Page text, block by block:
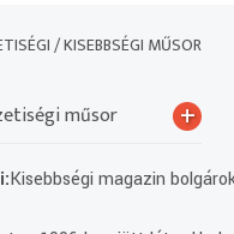
/ KISEBBSÉGI MŰSOR
műsor +
Kisebbségi magazin